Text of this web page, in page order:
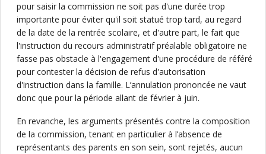
pour saisir la commission ne soit pas d'une durée trop
importante pour éviter qu'il soit statué trop tard, au regard
de la date de la rentrée scolaire, et d'autre part, le fait que
l'instruction du recours administratif préalable obligatoire ne
fasse pas obstacle à l'engagement d'une procédure de référé
pour contester la décision de refus d'autorisation
d'instruction dans la famille. L’annulation prononcée ne vaut
donc que pour la période allant de février à juin.
En revanche, les arguments présentés contre la composition
de la commission, tenant en particulier à l’absence de
représentants des parents en son sein, sont rejetés, aucun